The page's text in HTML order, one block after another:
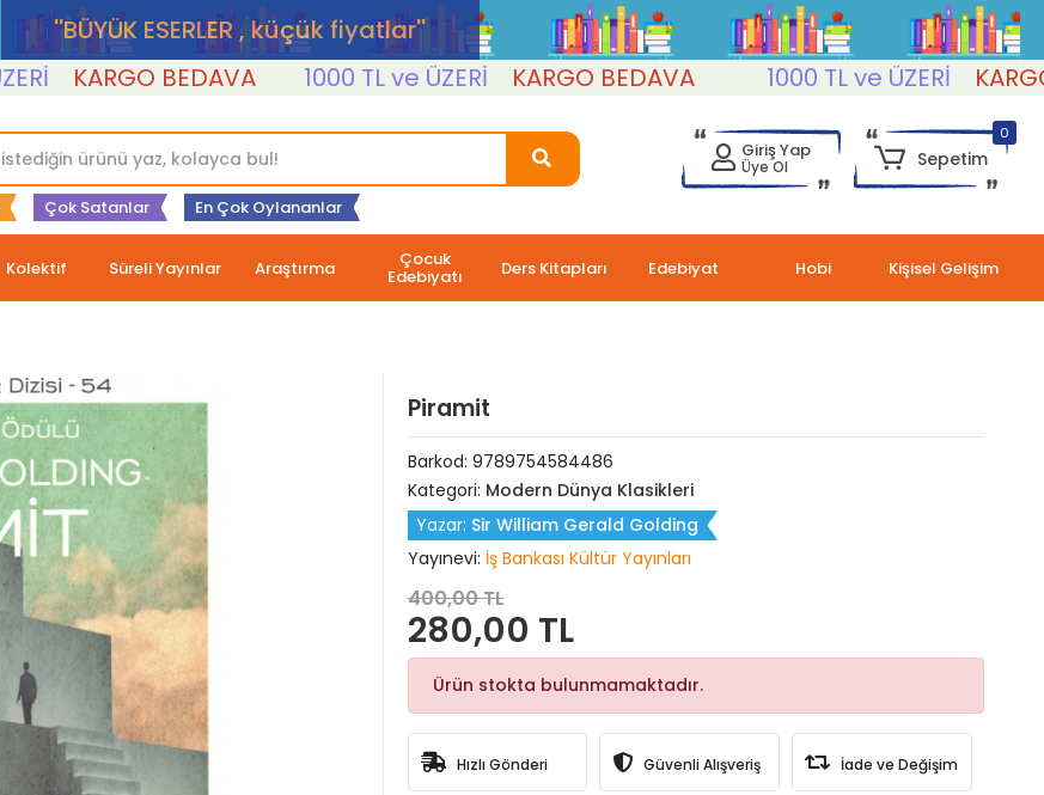
''BÜYÜK ESERLER , küçük fiyatlar''
KARGO BEDAVA 1000 TL ve ÜZERİ KARGO BEDAVA 1000 TL ve ÜZERİ KARGO
Çok Satanlar En Çok Oylananlar
Giriş Yap
Üye Ol
0
Sepetim
Kolektif Süreli Yayınlar Araştırma Çocuk
Edebiyatı Ders Kitapları Edebiyat Hobi Kişisel Gelişim
Piramit
Barkod: 9789754584486
Kategori: Modern Dünya Klasikleri
Yazar: Sir William Gerald Golding
Yayınevi: İş Bankası Kültür Yayınları
400,00 TL
280,00 TL
Ürün stokta bulunmamaktadır.
Hızlı Gönderi Güvenli Alışveriş İade ve Değişim